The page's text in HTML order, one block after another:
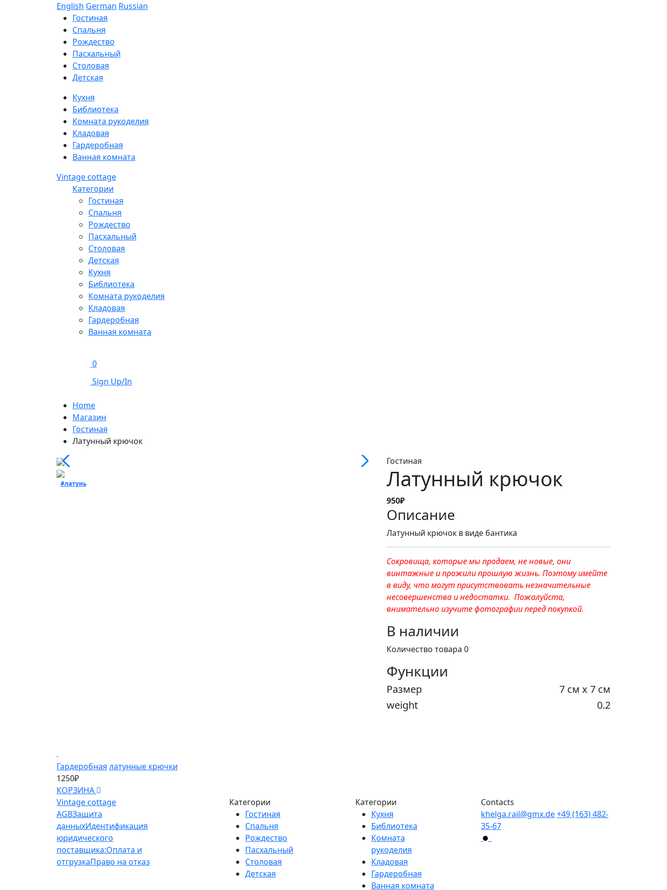
English German Russian
Гостиная
Спальня
Рождество
Пасхальный
Столовая
Детская
Кухня
Библиотека
Комната рукоделия
Кладовая
Гардеробная
Ванная комната
Vintage cottage
Категории
Гостиная
Спальня
Рождество
Пасхальный
Столовая
Детская
Кухня
Библиотека
Комната рукоделия
Кладовая
Гардеробная
Ванная комната
0
Sign Up/In
Home
Магазин
Гостиная
Латунный крючок
#латунь
Гостиная
Латунный крючок
950₽
Описание
Латунный крючок в виде бантика
Сокровища, которые мы продаем, не новые, они
винтажные и прожили прошлую жизнь. Поэтому имейте
в виду, что могут присутствовать незначительные
несовершенства и недостатки. Пожалуйста,
внимательно изучите фотографии перед покупкой.
В наличии
Количество товара 0
Функции
Размер
7 см х 7 см
weight
0.2
Гардеробная латунные крючки
1250₽
КОРЗИНА
Vintage cottage
AGBЗащита
данныхИдентификация
юридического
поставщика:Оплата и
отгрузкаПраво на отказ
Категории
Гостиная
Спальня
Рождество
Пасхальный
Столовая
Детская
Категории
Кухня
Библиотека
Комната
рукоделия
Кладовая
Гардеробная
Ванная комната
Contacts
khelga.rail@gmx.dе+49 (163) 482-
35-67